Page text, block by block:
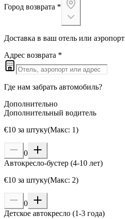
Город возврата *
Доставка в ваш отель или аэропорт
Адрес возврата *
Где нам забрать автомобиль?
Дополнительно
Дополнительный водитель
€10 за штуку(Макс: 1)
0
Автокресло-бустер (4-10 лет)
€10 за штуку(Макс: 2)
0
Детское автокресло (1-3 года)